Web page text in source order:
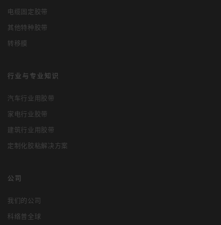
电缆固定胶带
其他特种胶带
转移膜
行业与专业知识
汽车行业用胶带
家电行业胶带
建筑行业用胶带
定制化胶粘解决方案
公司
我们的公司
科络普全球